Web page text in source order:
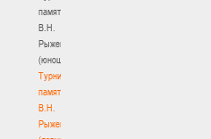
памяти
В.Н.
Рыженкова
(юноши)
Турнир
памяти
В.Н.
Рыженкова